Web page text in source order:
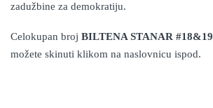
zadužbine za demokratiju.
Celokupan broj BILTENA STANAR #18&19
možete skinuti klikom na naslovnicu ispod.